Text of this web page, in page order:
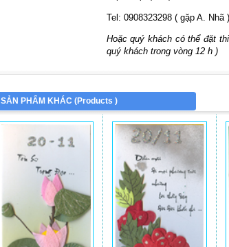
Tel: 0908323298 ( gặp A. Nhã )
Hoặc quý khách có thể đặt
quý khách trong vòng 12 h )
SẢN PHẨM KHÁC (Products )